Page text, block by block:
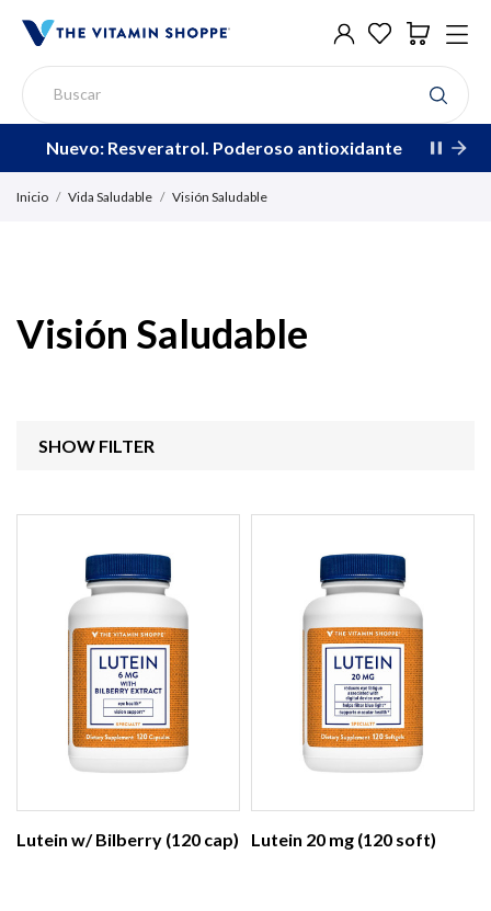
Nuevo: Resveratrol. Poderoso antioxidante
Inicio Vida Saludable Visión Saludable
Visión Saludable
SHOW FILTER
Lutein w/ Bilberry (120 cap) Lutein 20 mg (120 soft)